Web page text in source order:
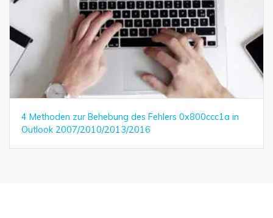
4 Methoden zur Behebung des Fehlers 0x800ccc1a in
Outlook 2007/2010/2013/2016